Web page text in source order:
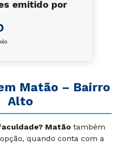
Matão – Bairro
Alto
Matão também
quando conta com a
emitido por